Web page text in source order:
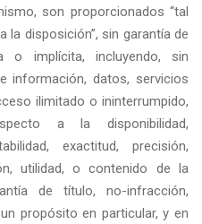
son proporcionados “tal
la disposición”, sin garantía de
o implícita, incluyendo, sin
información, datos, servicios
ilimitado o ininterrumpido,
a la disponibilidad,
exactitud, precisión,
utilidad, o contenido de la
de título, no-infracción,
propósito en particular, y en